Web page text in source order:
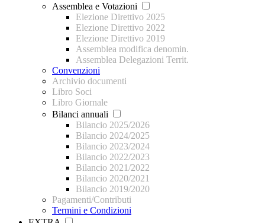
Assemblea e Votazioni
Elezione Direttivo 2025
Elezione Direttivo 2022
Elezione Direttivo 2019
Assemblea modifica denomin.
Assemblea Delegazioni Territ.
Convenzioni
Archivio documenti
Libro Soci
Libro Giornale
Bilanci annuali
Bilancio 2025/2026
Bilancio 2024/2025
Bilancio 2023/2024
Bilancio 2022/2023
Bilancio 2021/2022
Bilancio 2020/2021
Bilancio 2019/2020
Pagamenti/Contributi
Termini e Condizioni